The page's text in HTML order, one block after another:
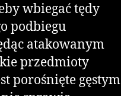
wbiegać tędy
podbiegu
atakowanym
przedmioty
porośnięte gęstym